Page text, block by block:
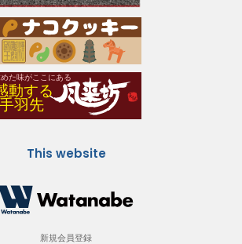
This website
新規会員登録